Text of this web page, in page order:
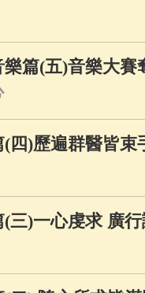
篇(五)音樂大
四)歷遍群醫皆
三)一心虔求 廣